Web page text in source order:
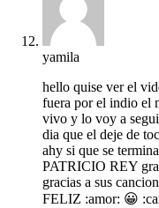
yamila
hello quise ver el
fuera por el indio el
vivo y lo voy a
dia que el deje de
ahy si que se
PATRICIO REY
gracias a sus
FELIZ :amor: 😀